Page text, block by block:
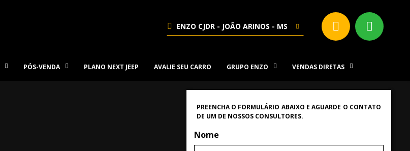
ENZO CJDR - JOÃO ARINOS - MS
PÓS-VENDA PLANO NEXT JEEP AVALIE SEU CARRO GRUPO ENZO VENDAS DIRETAS
PREENCHA O FORMULÁRIO ABAIXO E AGUARDE O CONTATO
DE UM DE NOSSOS CONSULTORES.
Nome